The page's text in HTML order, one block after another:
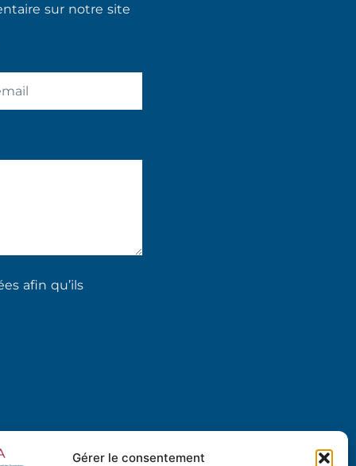
Gérer le consentement
sur notre site
afin qu’ils